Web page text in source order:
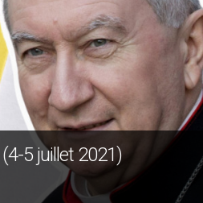
5 juillet 2021)